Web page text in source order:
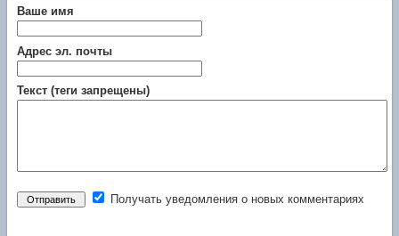
Ваше имя
Адрес эл. почты
Текст (теги запрещены)
Получать уведомления о новых комментариях